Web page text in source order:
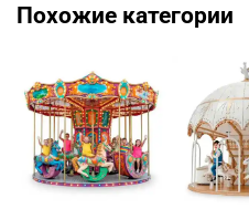
Похожие категории